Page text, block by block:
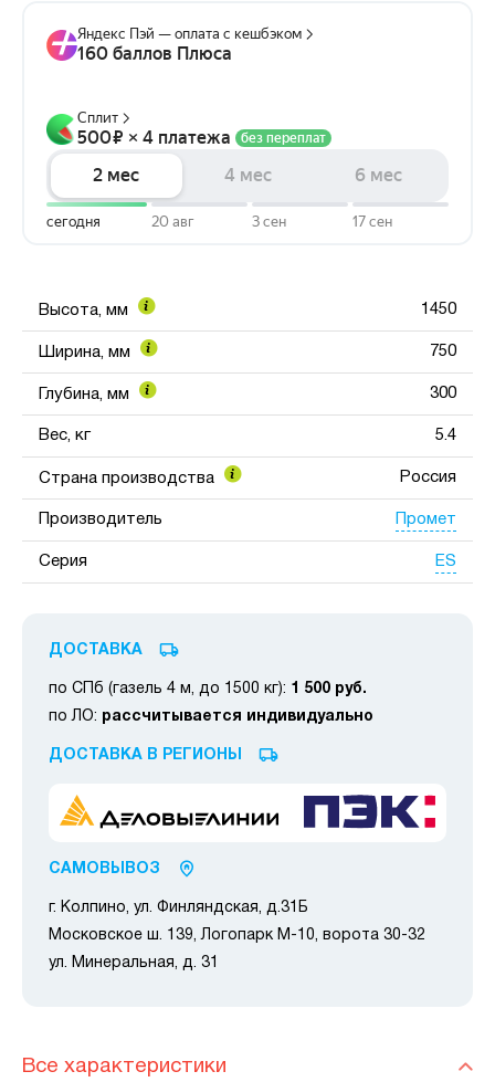
Высота, мм 1450
Ширина, мм 750
Глубина, мм 300
Вес, кг 5.4
Страна производства Россия
Производитель Промет
Серия ES
ДОСТАВКА
по СПб (газель 4 м, до 1500 кг): 1 500 руб.
по ЛО: рассчитывается индивидуально
ДОСТАВКА В РЕГИОНЫ
САМОВЫВОЗ
г. Колпино, ул. Финляндская, д.31Б
Московское ш. 139, Логопарк М-10, ворота 30-32
ул. Минеральная, д. 31
Все характеристики